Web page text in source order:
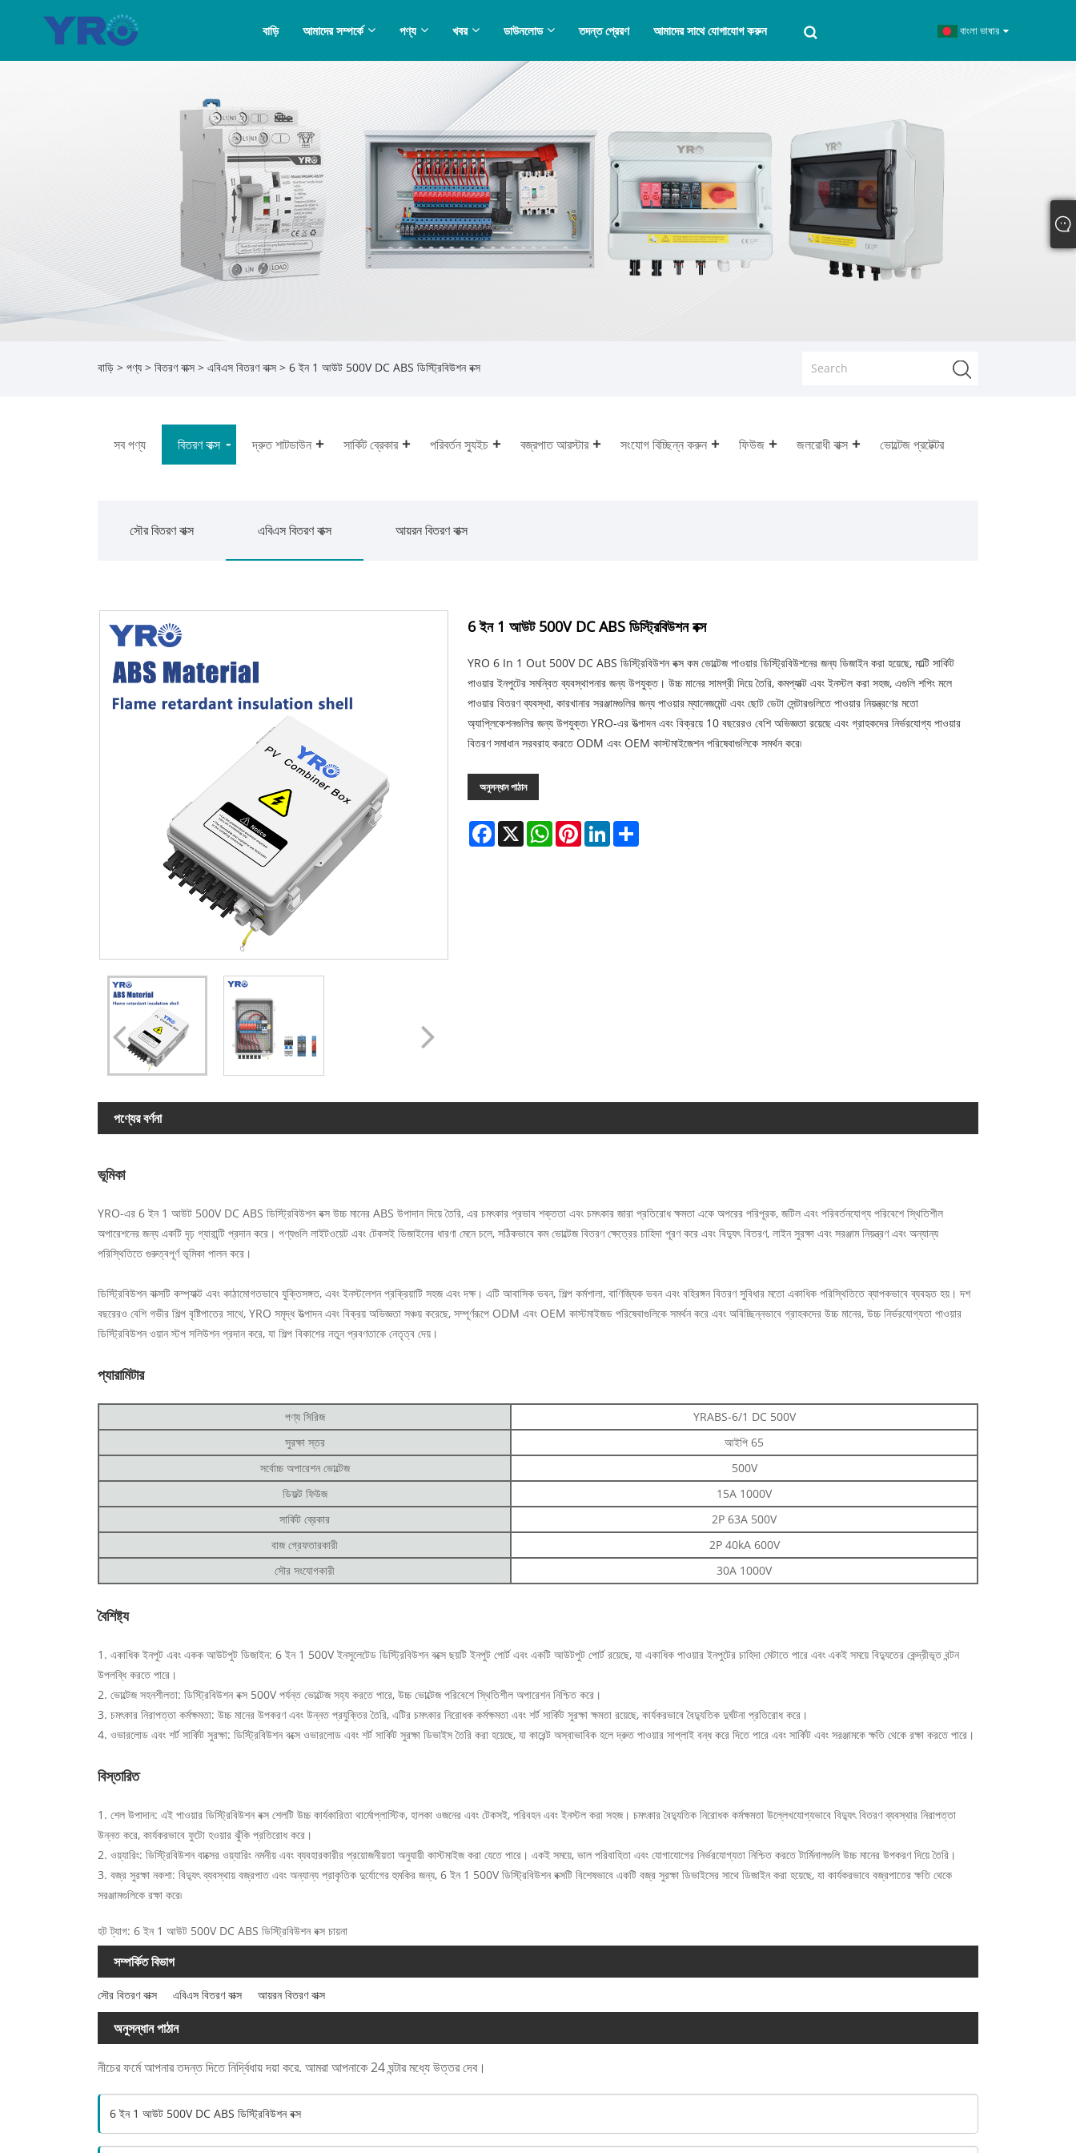
বাড়ি আমাদের সম্পর্কে পণ্য খবর ডাউনলোড তদন্ত প্রেরণ আমাদের সাথে যোগাযোগ করুন বাংলা ভাষার
বাড়ি > পণ্য > বিতরণ বাক্স > এবিএস বিতরণ বাক্স > 6 ইন 1 আউট 500V DC ABS ডিস্ট্রিবিউশন বক্স
সব পণ্য বিতরণ বাক্স দ্রুত শাটডাউন সার্কিট ব্রেকার পরিবর্তন স্যুইচ বজ্রপাত আরস্টার সংযোগ বিচ্ছিন্ন করুন ফিউজ জলরোধী বাক্স ভোল্টেজ প্রটেক্টর
সৌর বিতরণ বাক্স এবিএস বিতরণ বাক্স আয়রন বিতরণ বাক্স
6 ইন 1 আউট 500V DC ABS ডিস্ট্রিবিউশন বক্স
YRO 6 In 1 Out 500V DC ABS ডিস্ট্রিবিউশন বক্স কম ভোল্টেজ পাওয়ার ডিস্ট্রিবিউশনের জন্য ডিজাইন করা হয়েছে, মাল্টি সার্কিট
পাওয়ার ইনপুটের সমন্বিত ব্যবস্থাপনার জন্য উপযুক্ত। উচ্চ মানের সামগ্রী দিয়ে তৈরি, কমপ্যাক্ট এবং ইনস্টল করা সহজ, এগুলি শপিং মলে
পাওয়ার বিতরণ ব্যবস্থা, কারখানার সরঞ্জামগুলির জন্য পাওয়ার ম্যানেজমেন্ট এবং ছোট ডেটা সেন্টারগুলিতে পাওয়ার নিয়ন্ত্রণের মতো
অ্যাপ্লিকেশনগুলির জন্য উপযুক্ত৷ YRO-এর উত্পাদন এবং বিক্রয়ে 10 বছরেরও বেশি অভিজ্ঞতা রয়েছে এবং গ্রাহকদের নির্ভরযোগ্য পাওয়ার
বিতরণ সমাধান সরবরাহ করতে ODM এবং OEM কাস্টমাইজেশন পরিষেবাগুলিকে সমর্থন করে৷
অনুসন্ধান পাঠান
Facebook
X WhatsAppPinterestLinkedIn
পণ্যের বর্ণনা
ভূমিকা
YRO-এর 6 ইন 1 আউট 500V DC ABS ডিস্ট্রিবিউশন বক্স উচ্চ মানের ABS উপাদান দিয়ে তৈরি, এর চমৎকার প্রভাব শক্ততা এবং চমৎকার জারা প্রতিরোধ ক্ষমতা একে অপরের পরিপূরক, জটিল এবং পরিবর্তনযোগ্য পরিবেশে স্থিতিশীল
অপারেশনের জন্য একটি দৃঢ় গ্যারান্টি প্রদান করে। পণ্যগুলি লাইটওয়েট এবং টেকসই ডিজাইনের ধারণা মেনে চলে, সঠিকভাবে কম ভোল্টেজ বিতরণ ক্ষেত্রের চাহিদা পূরণ করে এবং বিদ্যুৎ বিতরণ, লাইন সুরক্ষা এবং সরঞ্জাম নিয়ন্ত্রণ এবং অন্যান্য
পরিস্থিতিতে গুরুত্বপূর্ণ ভূমিকা পালন করে।
ডিস্ট্রিবিউশন বাক্সটি কম্প্যাক্ট এবং কাঠামোগতভাবে যুক্তিসঙ্গত, এবং ইনস্টলেশন প্রক্রিয়াটি সহজ এবং দক্ষ। এটি আবাসিক ভবন, শিল্প কর্মশালা, বাণিজ্যিক ভবন এবং বহিরঙ্গন বিতরণ সুবিধার মতো একাধিক পরিস্থিতিতে ব্যাপকভাবে ব্যবহৃত হয়। দশ
বছরেরও বেশি গভীর শিল্প বৃষ্টিপাতের সাথে, YRO সমৃদ্ধ উত্পাদন এবং বিক্রয় অভিজ্ঞতা সঞ্চয় করেছে, সম্পূর্ণরূপে ODM এবং OEM কাস্টমাইজড পরিষেবাগুলিকে সমর্থন করে এবং অবিচ্ছিন্নভাবে গ্রাহকদের উচ্চ মানের, উচ্চ নির্ভরযোগ্যতা পাওয়ার
ডিস্ট্রিবিউশন ওয়ান স্টপ সলিউশন প্রদান করে, যা শিল্প বিকাশের নতুন প্রবণতাকে নেতৃত্ব দেয়।
প্যারামিটার
পণ্য সিরিজ
YRABS-6/1 DC 500V
সুরক্ষা স্তর
আইপি 65
সর্বোচ্চ অপারেশন ভোল্টেজ
500V
ডিফল্ট ফিউজ
15A 1000V
সার্কিট ব্রেকার
2P 63A 500V
বাজ গ্রেফতারকারী
2P 40kA 600V
সৌর সংযোগকারী
30A 1000V
বৈশিষ্ট্য
1. একাধিক ইনপুট এবং একক আউটপুট ডিজাইন: 6 ইন 1 500V ইনসুলেটেড ডিস্ট্রিবিউশন বক্সে ছয়টি ইনপুট পোর্ট এবং একটি আউটপুট পোর্ট রয়েছে, যা একাধিক পাওয়ার ইনপুটের চাহিদা মেটাতে পারে এবং একই সময়ে বিদ্যুতের কেন্দ্রীভূত বন্টন
উপলব্ধি করতে পারে।
2. ভোল্টেজ সহনশীলতা: ডিস্ট্রিবিউশন বক্স 500V পর্যন্ত ভোল্টেজ সহ্য করতে পারে, উচ্চ ভোল্টেজ পরিবেশে স্থিতিশীল অপারেশন নিশ্চিত করে।
3. চমৎকার নিরাপত্তা কর্মক্ষমতা: উচ্চ মানের উপকরণ এবং উন্নত প্রযুক্তির তৈরি, এটির চমৎকার নিরোধক কর্মক্ষমতা এবং শর্ট সার্কিট সুরক্ষা ক্ষমতা রয়েছে, কার্যকরভাবে বৈদ্যুতিক দুর্ঘটনা প্রতিরোধ করে।
4. ওভারলোড এবং শর্ট সার্কিট সুরক্ষা: ডিস্ট্রিবিউশন বক্সে ওভারলোড এবং শর্ট সার্কিট সুরক্ষা ডিভাইস তৈরি করা হয়েছে, যা কারেন্ট অস্বাভাবিক হলে দ্রুত পাওয়ার সাপ্লাই বন্ধ করে দিতে পারে এবং সার্কিট এবং সরঞ্জামকে ক্ষতি থেকে রক্ষা করতে পারে।
বিস্তারিত
1. শেল উপাদান: এই পাওয়ার ডিস্ট্রিবিউশন বক্স শেলটি উচ্চ কার্যকারিতা থার্মোপ্লাস্টিক, হালকা ওজনের এবং টেকসই, পরিবহন এবং ইনস্টল করা সহজ। চমৎকার বৈদ্যুতিক নিরোধক কর্মক্ষমতা উল্লেখযোগ্যভাবে বিদ্যুৎ বিতরণ ব্যবস্থার নিরাপত্তা
উন্নত করে, কার্যকরভাবে ফুটো হওয়ার ঝুঁকি প্রতিরোধ করে।
2. ওয়্যারিং: ডিস্ট্রিবিউশন বাক্সের ওয়্যারিং নমনীয় এবং ব্যবহারকারীর প্রয়োজনীয়তা অনুযায়ী কাস্টমাইজ করা যেতে পারে। একই সময়ে, ভাল পরিবাহিতা এবং যোগাযোগের নির্ভরযোগ্যতা নিশ্চিত করতে টার্মিনালগুলি উচ্চ মানের উপকরণ দিয়ে তৈরি।
3. বজ্র সুরক্ষা নকশা: বিদ্যুৎ ব্যবস্থায় বজ্রপাত এবং অন্যান্য প্রাকৃতিক দুর্যোগের হুমকির জন্য, 6 ইন 1 500V ডিস্ট্রিবিউশন বক্সটি বিশেষভাবে একটি বজ্র সুরক্ষা ডিভাইসের সাথে ডিজাইন করা হয়েছে, যা কার্যকরভাবে বজ্রপাতের ক্ষতি থেকে
সরঞ্জামগুলিকে রক্ষা করে৷
হট ট্যাগ: 6 ইন 1 আউট 500V DC ABS ডিস্ট্রিবিউশন বক্স চায়না
সম্পর্কিত বিভাগ
সৌর বিতরণ বাক্স এবিএস বিতরণ বাক্স আয়রন বিতরণ বাক্স
অনুসন্ধান পাঠান
নীচের ফর্মে আপনার তদন্ত দিতে নির্দ্বিধায় দয়া করে. আমরা আপনাকে 24 ঘন্টার মধ্যে উত্তর দেব।